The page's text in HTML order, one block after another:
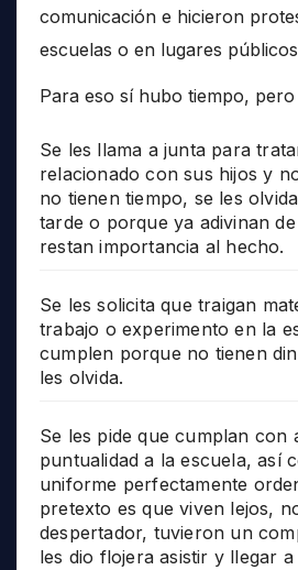
comunicación e hicieron
escuelas o en lugares
Para eso sí hubo tiempo,
Se les llama a junta para
relacionado con sus hijos y
no tienen tiempo, se les
tarde o porque ya adivinan
restan importancia al hecho.
Se les solicita que traigan
trabajo o experimento en la
cumplen porque no tienen
les olvida.
Se les pide que cumplan con
puntualidad a la escuela, así
uniforme perfectamente
pretexto es que viven lejos,
despertador, tuvieron un
les dio flojera asistir y llegar a